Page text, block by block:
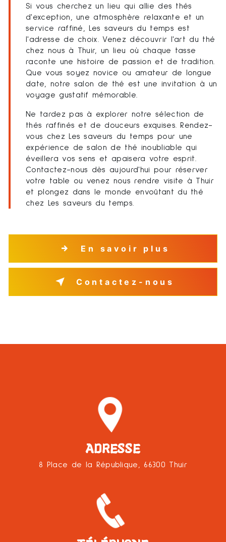
Si vous cherchez un lieu qui allie des thés
d'exception, une atmosphère relaxante et un
service raffiné, Les saveurs du temps est
l'adresse de choix. Venez découvrir l'art du thé
chez nous à Thuir, un lieu où chaque tasse
raconte une histoire de passion et de tradition.
Que vous soyez novice ou amateur de longue
date, notre salon de thé est une invitation à un
voyage gustatif mémorable.
Ne tardez pas à explorer notre sélection de
thés raffinés et de douceurs exquises. Rendez-
vous chez Les saveurs du temps pour une
expérience de salon de thé inoubliable qui
éveillera vos sens et apaisera votre esprit.
Contactez-nous dès aujourd'hui pour réserver
votre table ou venez nous rendre visite à Thuir
et plongez dans le monde envoûtant du thé
chez Les saveurs du temps.
En savoir plus
Contactez-nous
ADRESSE
8 Place de la République, 66300 Thuir